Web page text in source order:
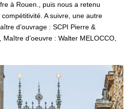
à Rouen., puis nous a retenu
A suivre, une autre
d’ouvrage : SCPI Pierre &
d’oeuvre : Walter MELOCCO,